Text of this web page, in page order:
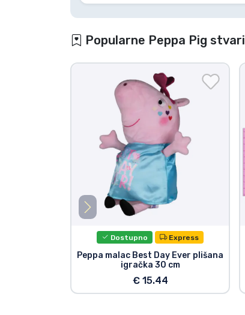
Popularne Peppa Pig stvari
Dostupno Express
Peppa malac Best Day Ever plišana
igračka 30 cm
€ 15.44